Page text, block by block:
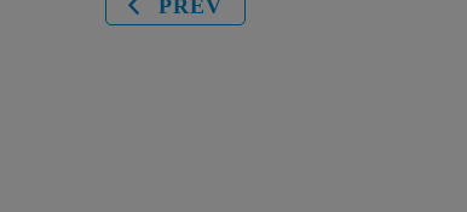
PREV